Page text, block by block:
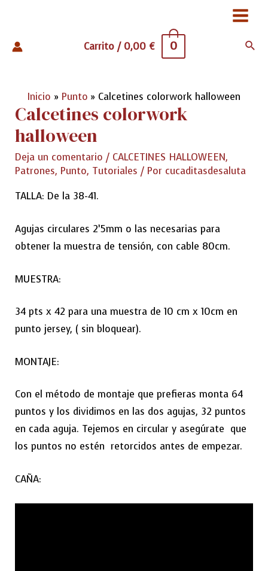
contenido
Main
Menu
Carrito/ 0,00 € 0
Inicio Punto Calcetines colorwork halloween
Calcetines colorwork
halloween
Deja un comentario / CALCETINES HALLOWEEN,
Patrones, Punto, Tutoriales / Por cucaditasdesaluta
TALLA: De la 38-41.
Agujas circulares 2’5mm o las necesarias para
obtener la muestra de tensión, con cable 80cm.
MUESTRA:
34 pts x 42 para una muestra de 10 cm x 10cm en
punto jersey, ( sin bloquear).
MONTAJE:
Con el método de montaje que prefieras monta 64
puntos y los dividimos en las dos agujas, 32 puntos
en cada aguja. Tejemos en circular y asegúrate que
los puntos no estén retorcidos antes de empezar.
CAÑA: